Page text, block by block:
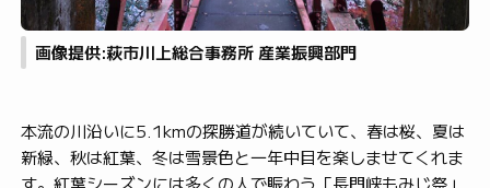
画像提供:萩市川上総合事務所 産業振興部門
本流の川沿いに5.1kmの探勝道が続いていて、春は桜、夏は
新緑、秋は紅葉、冬は雪景色と一年中目を楽しませてくれま